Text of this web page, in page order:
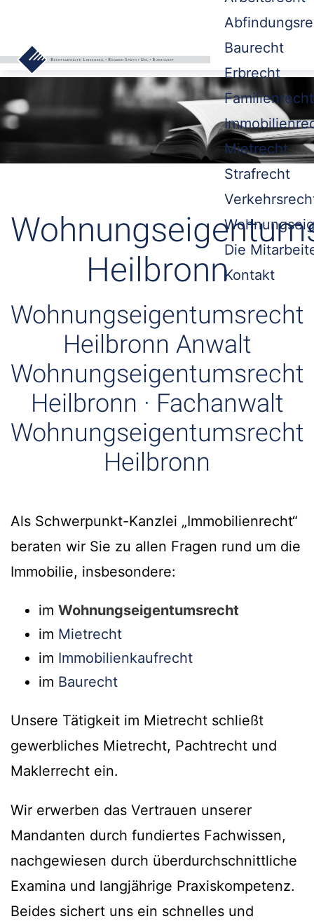
Baurecht
Erbrecht
Familienrecht
Mietrecht
Strafrecht
Die
Kontakt
Heilbronn
Wohnungseigentumsrecht
Heilbronn Anwalt
Wohnungseigentumsrecht
Heilbronn · Fachanwalt
Wohnungseigentumsrecht
Heilbronn
Als Schwerpunkt-Kanzlei „Immobilienrecht“
beraten wir Sie zu allen Fragen rund um die
Immobilie, insbesondere:
im Wohnungseigentumsrecht
im Mietrecht
im Immobilienkaufrecht
im Baurecht
Unsere Tätigkeit im Mietrecht schließt
gewerbliches Mietrecht, Pachtrecht und
Maklerrecht ein.
Wir erwerben das Vertrauen unserer
Mandanten durch fundiertes Fachwissen,
nachgewiesen durch überdurchschnittliche
Examina und langjährige Praxiskompetenz.
Beides sichert uns ein schnelles und